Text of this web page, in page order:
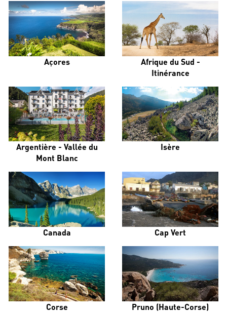
Açores
Afrique du Sud -
Itinérance
Argentière - Vallée du
Mont Blanc
Isère
Canada Cap Vert
Corse Pruno (Haute-Corse)